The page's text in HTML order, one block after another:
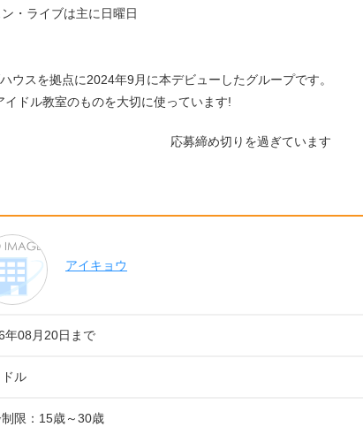
・ライブは主に日曜日
ウスを拠点に2024年9月に本デビューしたグループです。
ドル教室のものを大切に使っています!
応募締め切りを過ぎています
アイキョウ
年08月20日まで
ル
限：15歳～30歳